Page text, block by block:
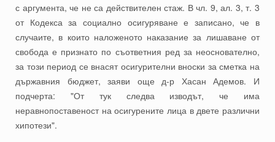
с аргумента, че не са действителен стаж. В чл. 9, ал. 3, т. 3
от Кодекса за социално осигуряване е записано, че в
случаите, в които наложеното наказание за лишаване от
свобода е признато по съответния ред за неоснователно,
за този период се внасят осигурителни вноски за сметка на
държавния бюджет, заяви още д-р Хасан Адемов. И
подчерта: "От тук следва изводът, че има
неравнопоставеност на осигурените лица в двете различни
хипотези".